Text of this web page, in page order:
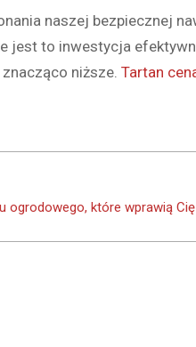
naszej bezpiecznej
jest to inwestycja
niższe. Tartan
ogrodowego, które wprawią